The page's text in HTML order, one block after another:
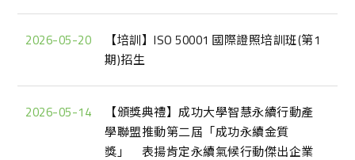
2026-05-20
【培訓】ISO 50001 國際證照培訓班(第1
期)招生
2026-05-14
【頒獎典禮】成功大學智慧永續行動產
學聯盟推動第二屆「成功永續金質
獎」 表揚肯定永續氣候行動傑出企業